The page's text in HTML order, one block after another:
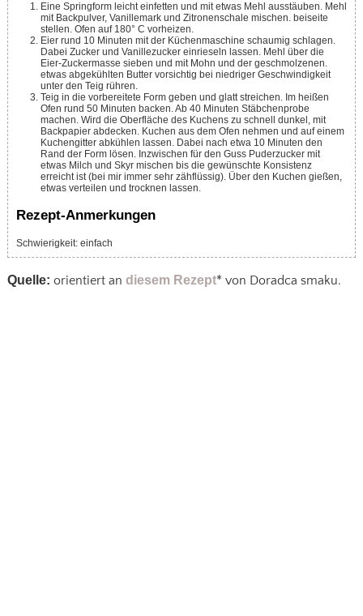
Eine Springform leicht einfetten und mit etwas Mehl ausstäuben. Mehl
mit Backpulver, Vanillemark und Zitronenschale mischen. beiseite
stellen. Ofen auf 180° C vorheizen.
Eier rund 10 Minuten mit der Küchenmaschine schaumig schlagen.
Dabei Zucker und Vanillezucker einrieseln lassen. Mehl über die
Eier-Zuckermasse sieben und mit Mohn und der geschmolzenen.
etwas abgekühlten Butter vorsichtig bei niedriger Geschwindigkeit
unter den Teig rühren.
Teig in die vorbereitete Form geben und glatt streichen. Im heißen
Ofen rund 50 Minuten backen. Ab 40 Minuten Stäbchenprobe
machen. Wird die Oberfläche des Kuchens zu schnell dunkel, mit
Backpapier abdecken. Kuchen aus dem Ofen nehmen und auf einem
Kuchengitter abkühlen lassen. Dabei nach etwa 10 Minuten den
Rand der Form lösen. Inzwischen für den Guss Puderzucker mit
etwas Milch und Skyr mischen bis die gewünschte Konsistenz
erreicht ist (bei mir immer sehr zähflüssig). Über den Kuchen gießen,
etwas verteilen und trocknen lassen.
Rezept-Anmerkungen
Schwierigkeit: einfach
Quelle: orientiert an diesem Rezept* von Doradca smaku.